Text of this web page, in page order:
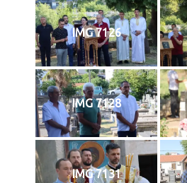
IMG 7126
IMG 7128
IMG 7131